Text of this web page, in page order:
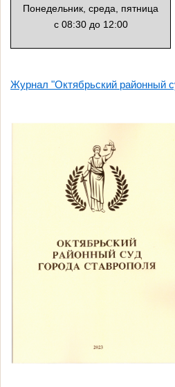
Понедельник, среда, пятница
с 08:30 до 12:00
Журнал "Октябрьский районный